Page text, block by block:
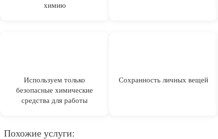
химию
Используем только
безопасные химические
средства для работы
Сохранность личных вещей
Похожие услуги: